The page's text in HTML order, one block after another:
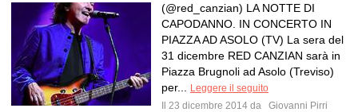
(@red_canzian) LA NOTTE DI
CAPODANNO. IN CONCERTO IN
PIAZZA AD ASOLO (TV) La sera del
31 dicembre RED CANZIAN sarà in
Piazza Brugnoli ad Asolo (Treviso)
per...
Leggere il seguito
Il 23 dicembre 2014 da
Giovanni Pirri